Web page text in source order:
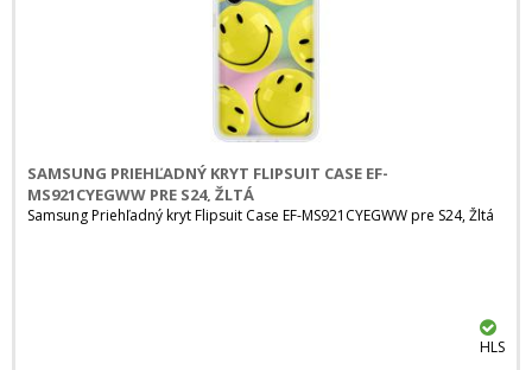
SAMSUNG PRIEHĽADNÝ KRYT FLIPSUIT CASE EF-
MS921CYEGWW PRE S24, ŽLTÁ
Samsung Priehľadný kryt Flipsuit Case EF-MS921CYEGWW pre S24, Žltá
HLS